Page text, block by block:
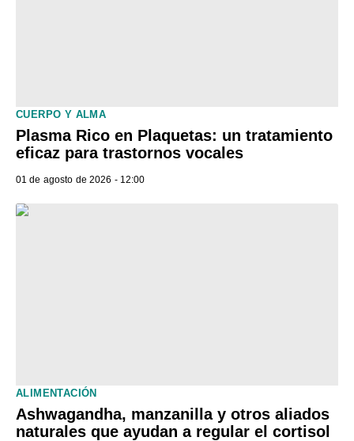
CUERPO Y ALMA
Plasma Rico en Plaquetas: un tratamiento
eficaz para trastornos vocales
01 de agosto de 2026 - 12:00
ALIMENTACIÓN
Ashwagandha, manzanilla y otros aliados
naturales que ayudan a regular el cortisol